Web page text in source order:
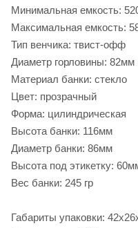
Минимальная емкость:
Максимальная емкость:
Тип венчика: твист-офф
Диаметр горловины: 82мм
Материал банки: стекло
Цвет: прозрачный
Форма: цилиндрическая
Высота банки: 116мм
Диаметр банки: 86мм
Высота под этикетку:
Вес банки: 245 гр
Габариты упаковки: